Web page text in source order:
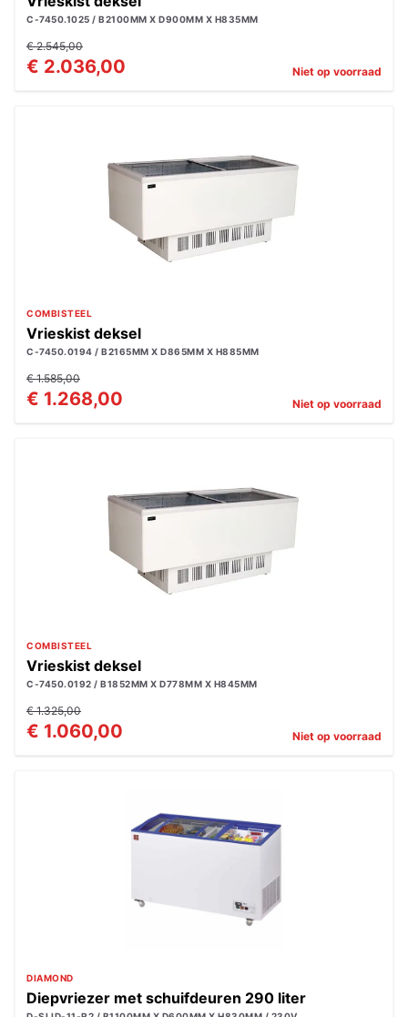
C-7450.1025 / B2100MM X D900MM X H835MM
€ 2.545,00
€ 2.036,00 Niet op voorraad
COMBISTEEL
Vrieskist deksel
C-7450.0194 / B2165MM X D865MM X H885MM
€ 1.585,00
€ 1.268,00 Niet op voorraad
COMBISTEEL
Vrieskist deksel
C-7450.0192 / B1852MM X D778MM X H845MM
€ 1.325,00
€ 1.060,00 Niet op voorraad
DIAMOND
Diepvriezer met schuifdeuren 290 liter